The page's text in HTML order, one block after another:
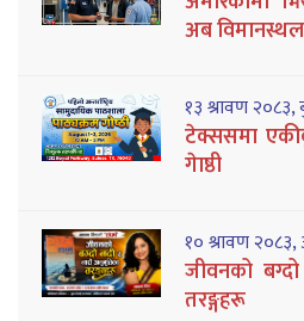
अब
१३ श्रावण
टेक्ससमा
गेाष्ठी
१० श्रावण
जीवनको
तरङ्गहरू